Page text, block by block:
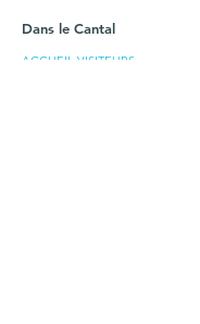
Dans le Cantal
ACCUEIL VISITEURS